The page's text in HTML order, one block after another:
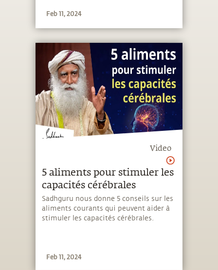
Feb 11, 2024
Video
5 aliments pour stimuler les
capacités cérébrales
Sadhguru nous donne 5 conseils sur les
aliments courants qui peuvent aider à
stimuler les capacités cérébrales.
Feb 11, 2024